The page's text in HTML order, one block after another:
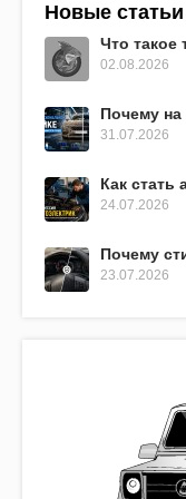
Новые статьи
Что такое
02.08.2026
Почему
31.07.2026
Как стать
24.07.2026
Почему
23.07.2026